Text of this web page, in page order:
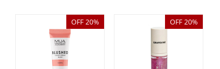
OFF 20% OFF 20%